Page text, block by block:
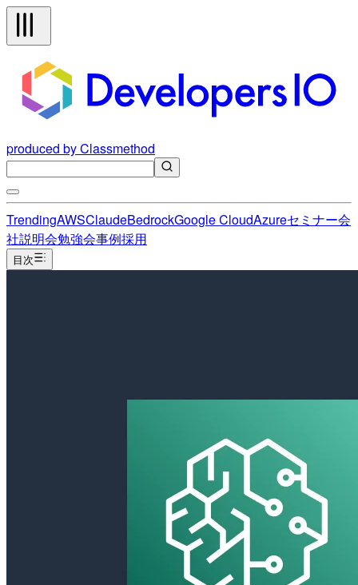
produced by Classmethod
TrendingAWSClaudeBedrockGoogle CloudAzureセミナー会
社説明会勉強会事例採用
目次